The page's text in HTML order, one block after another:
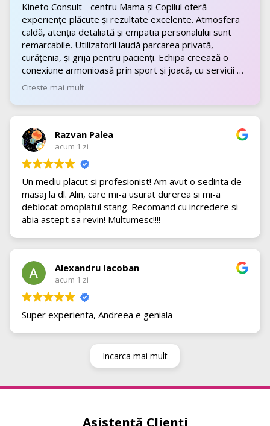
Kineto Consult - centru Mama și Copilul oferă
experiențe plăcute și rezultate excelente. Atmosfera
caldă, atenția detaliată și empatia personalului sunt
remarcabile. Utilizatorii laudă parcarea privată,
curățenia, și grija pentru pacienți. Echipa creează o
conexiune armonioasă prin sport și joacă, cu servicii de
top.
Citeste mai mult
Razvan Palea
acum 1 zi
Un mediu placut si profesionist! Am avut o sedinta de
masaj la dl. Alin, care mi-a usurat durerea si mi-a
deblocat omoplatul stang. Recomand cu incredere si
abia astept sa revin! Multumesc!!!!
Alexandru Iacoban
acum 1 zi
Super experienta, Andreea e geniala
Incarca mai mult
Asistență Clienți